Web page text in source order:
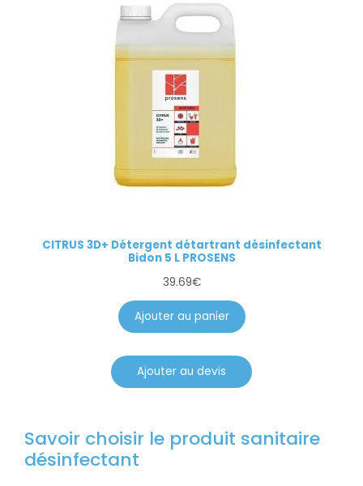
CITRUS 3D+ Détergent détartrant désinfectant
Bidon 5 L PROSENS
39.69€
Ajouter au panier
Ajouter au devis
Savoir choisir le produit sanitaire
désinfectant